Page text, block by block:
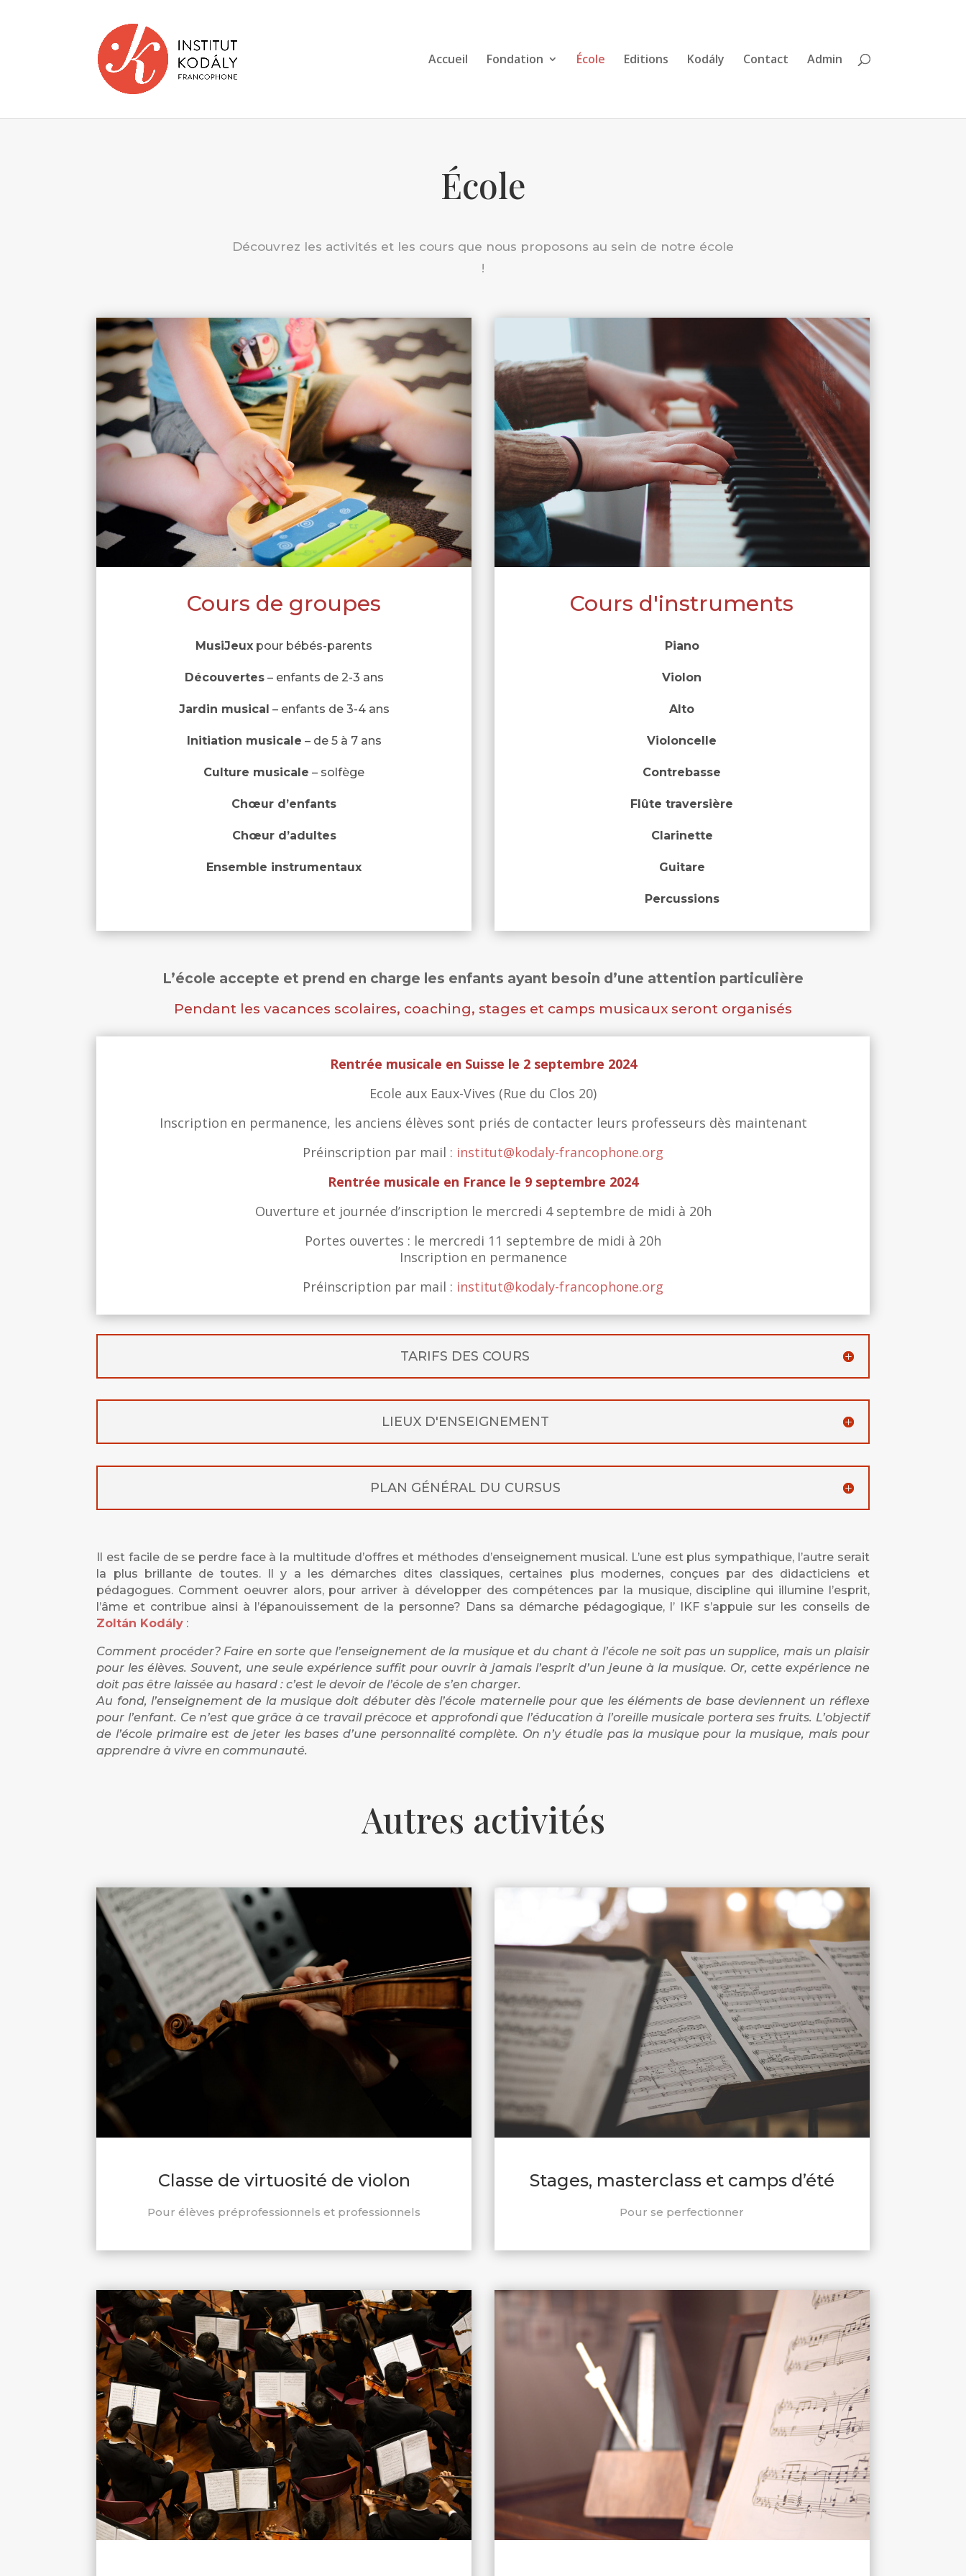
Accueil Fondation École Editions Kodály Contact Admin
École
Découvrez les activités et les cours que nous proposons au sein de notre école
!
Cours de groupes
MusiJeux pour bébés-parents
Découvertes– enfants de 2-3 ans
Jardin musical – enfants de 3-4 ans
Initiation musicale – de 5 à 7 ans
Culture musicale – solfège
Chœur d’enfants
Chœur d’adultes
Ensemble instrumentaux
Cours d'instruments
Piano
Violon
Alto
Violoncelle
Contrebasse
Flûte traversière
Clarinette
Guitare
Percussions
L’école accepte et prend en charge les enfants ayant besoin d’une attention particulière
Pendant les vacances scolaires, coaching, stages et camps musicaux seront organisés
Rentrée musicale en Suisse le 2 septembre 2024
Ecole aux Eaux-Vives (Rue du Clos 20)
Inscription en permanence, les anciens élèves sont priés de contacter leurs professeurs dès maintenant
Préinscription par mail : institut@kodaly-francophone.org
Rentrée musicale en France le 9 septembre 2024
Ouverture et journée d’inscription le mercredi 4 septembre de midi à 20h
Portes ouvertes : le mercredi 11 septembre de midi à 20h
Inscription en permanence
Préinscription par mail : institut@kodaly-francophone.org
TARIFS DES COURS
LIEUX D'ENSEIGNEMENT
PLAN GÉNÉRAL DU CURSUS
Il est facile de se perdre face à la multitude d’offres et méthodes d’enseignement musical. L’une est plus sympathique, l’autre serait
la plus brillante de toutes. Il y a les démarches dites classiques, certaines plus modernes, conçues par des didacticiens et
pédagogues. Comment oeuvrer alors, pour arriver à développer des compétences par la musique, discipline qui illumine l’esprit,
l’âme et contribue ainsi à l’épanouissement de la personne? Dans sa démarche pédagogique, l’ IKF s’appuie sur les conseils de
Zoltán Kodály :
Comment procéder? Faire en sorte que l’enseignement de la musique et du chant à l’école ne soit pas un supplice, mais un plaisir
pour les élèves. Souvent, une seule expérience suffit pour ouvrir à jamais l’esprit d’un jeune à la musique. Or, cette expérience ne
doit pas être laissée au hasard : c’est le devoir de l’école de s’en charger.
Au fond, l’enseignement de la musique doit débuter dès l’école maternelle pour que les éléments de base deviennent un réflexe
pour l’enfant. Ce n’est que grâce à ce travail précoce et approfondi que l’éducation à l’oreille musicale portera ses fruits. L’objectif
de l’école primaire est de jeter les bases d’une personnalité complète. On n’y étudie pas la musique pour la musique, mais pour
apprendre à vivre en communauté.
Autres activités
Classe de virtuosité de violon
Pour élèves préprofessionnels et professionnels
Stages, masterclass et camps d’été
Pour se perfectionner